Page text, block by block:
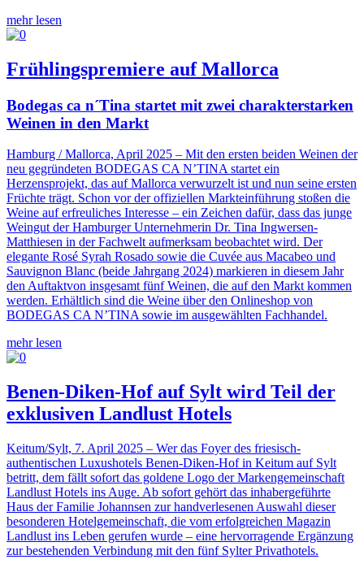
mehr lesen
Frühlingspremiere auf Mallorca
Bodegas ca n´Tina startet mit zwei charakterstarken
Weinen in den Markt
Hamburg / Mallorca, April 2025 – Mit den ersten beiden Weinen der
neu gegründeten BODEGAS CA N’TINA startet ein
Herzensprojekt, das auf Mallorca verwurzelt ist und nun seine ersten
Früchte trägt. Schon vor der offiziellen Markteinführung stoßen die
Weine auf erfreuliches Interesse – ein Zeichen dafür, dass das junge
Weingut der Hamburger Unternehmerin Dr. Tina Ingwersen-
Matthiesen in der Fachwelt aufmerksam beobachtet wird. Der
elegante Rosé Syrah Rosado sowie die Cuvée aus Macabeo und
Sauvignon Blanc (beide Jahrgang 2024) markieren in diesem Jahr
den Auftaktvon insgesamt fünf Weinen, die auf den Markt kommen
werden. Erhältlich sind die Weine über den Onlineshop von
BODEGAS CA N’TINA sowie im ausgewählten Fachhandel.
mehr lesen
Benen-Diken-Hof auf Sylt wird Teil der
exklusiven Landlust Hotels
Keitum/Sylt, 7. April 2025 – Wer das Foyer des friesisch-
authentischen Luxushotels Benen-Diken-Hof in Keitum auf Sylt
betritt, dem fällt sofort das goldene Logo der Markengemeinschaft
Landlust Hotels ins Auge. Ab sofort gehört das inhabergeführte
Haus der Familie Johannsen zur handverlesenen Auswahl dieser
besonderen Hotelgemeinschaft, die vom erfolgreichen Magazin
Landlust ins Leben gerufen wurde – eine hervorragende Ergänzung
zur bestehenden Verbindung mit den fünf Sylter Privathotels.